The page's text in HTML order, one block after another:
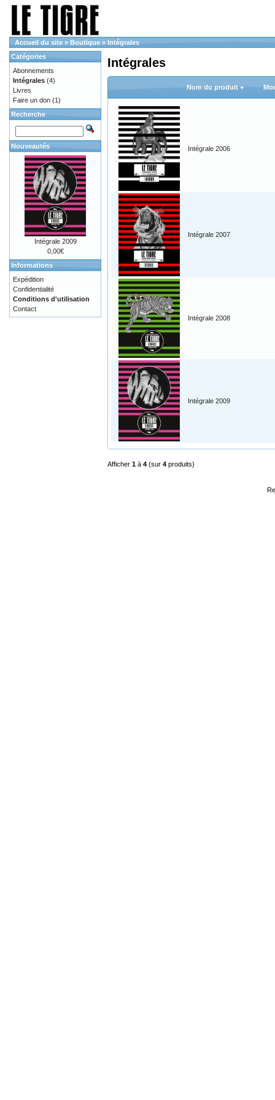
Accueil du site » Boutique » Intégrales
Intégrales
Nom du produit +
Intégrale 2006
Intégrale 2007
Intégrale 2008
Intégrale 2009
Afficher 1 à 4 (sur 4 produits)
Catégories
Abonnements
Intégrales (4)
Livres
Faire un don (1)
Recherche
Nouveautés
Intégrale 2009
0,00€
Informations
Expédition
Confidentialité
Conditions d'utilisation
Contact